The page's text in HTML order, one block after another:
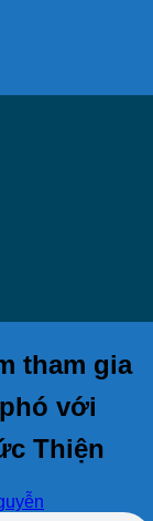
tham gia
với
Thiện